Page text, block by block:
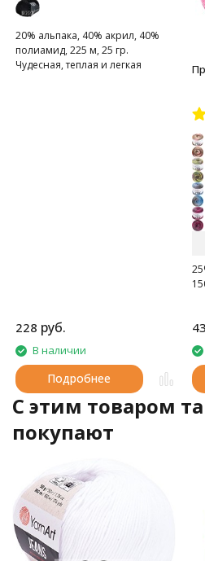
20% альпака, 40% акрил, 40%
полиамид, 225 м, 25 гр.
Чудесная, теплая и легкая
228 руб.
В наличии
Подробнее
C этим товаром
покупают